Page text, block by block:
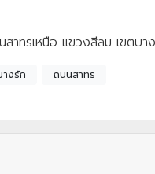
าทรเหนือ แขวงสีลม เขตบ
างรัก ถนนสาทร